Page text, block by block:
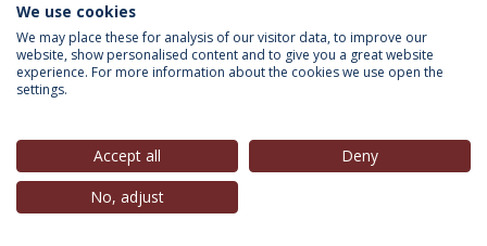
INFORMAÇÃO PARA
We use cookies
We may place these for analysis of our visitor data, to improve our
website, show personalised content and to give you a great website
experience. For more information about the cookies we use open the
settings.
Accept all
Deny
No, adjust